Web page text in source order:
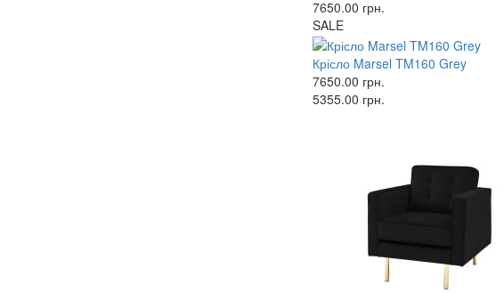
7650.00 грн.
SALE
Крісло Marsel TM160 Grey
7650.00 грн.
5355.00 грн.